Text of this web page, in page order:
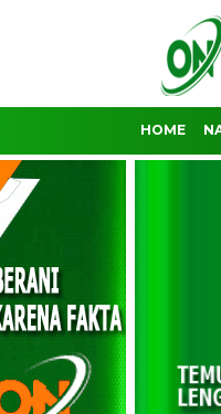
HOME